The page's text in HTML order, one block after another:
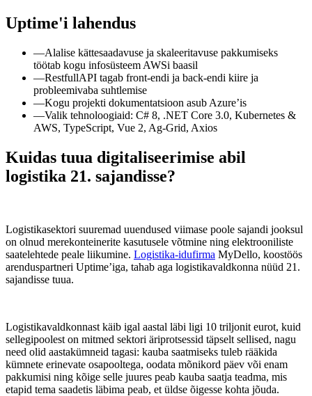
Uptime'i lahendus
—Alalise kättesaadavuse ja skaleeritavuse pakkumiseks
töötab kogu infosüsteem AWSi baasil
—RestfullAPI tagab front-endi ja back-endi kiire ja
probleemivaba suhtlemise
—Kogu projekti dokumentatsioon asub Azure’is
—Valik tehnoloogiaid: C# 8, .NET Core 3.0, Kubernetes &
AWS, TypeScript, Vue 2, Ag-Grid, Axios
Kuidas tuua digitaliseerimise abil
logistika 21. sajandisse?
Logistikasektori suuremad uuendused viimase poole sajandi jooksul
on olnud merekonteinerite kasutusele võtmine ning elektrooniliste
saatelehtede peale liikumine. Logistika-idufirma MyDello, koostöös
arenduspartneri Uptime’iga, tahab aga logistikavaldkonna nüüd 21.
sajandisse tuua.
Logistikavaldkonnast käib igal aastal läbi ligi 10 triljonit eurot, kuid
sellegipoolest on mitmed sektori äriprotsessid täpselt sellised, nagu
need olid aastakümneid tagasi: kauba saatmiseks tuleb rääkida
kümnete erinevate osapooltega, oodata mõnikord päev või enam
pakkumisi ning kõige selle juures peab kauba saatja teadma, mis
etapid tema saadetis läbima peab, et üldse õigesse kohta jõuda.